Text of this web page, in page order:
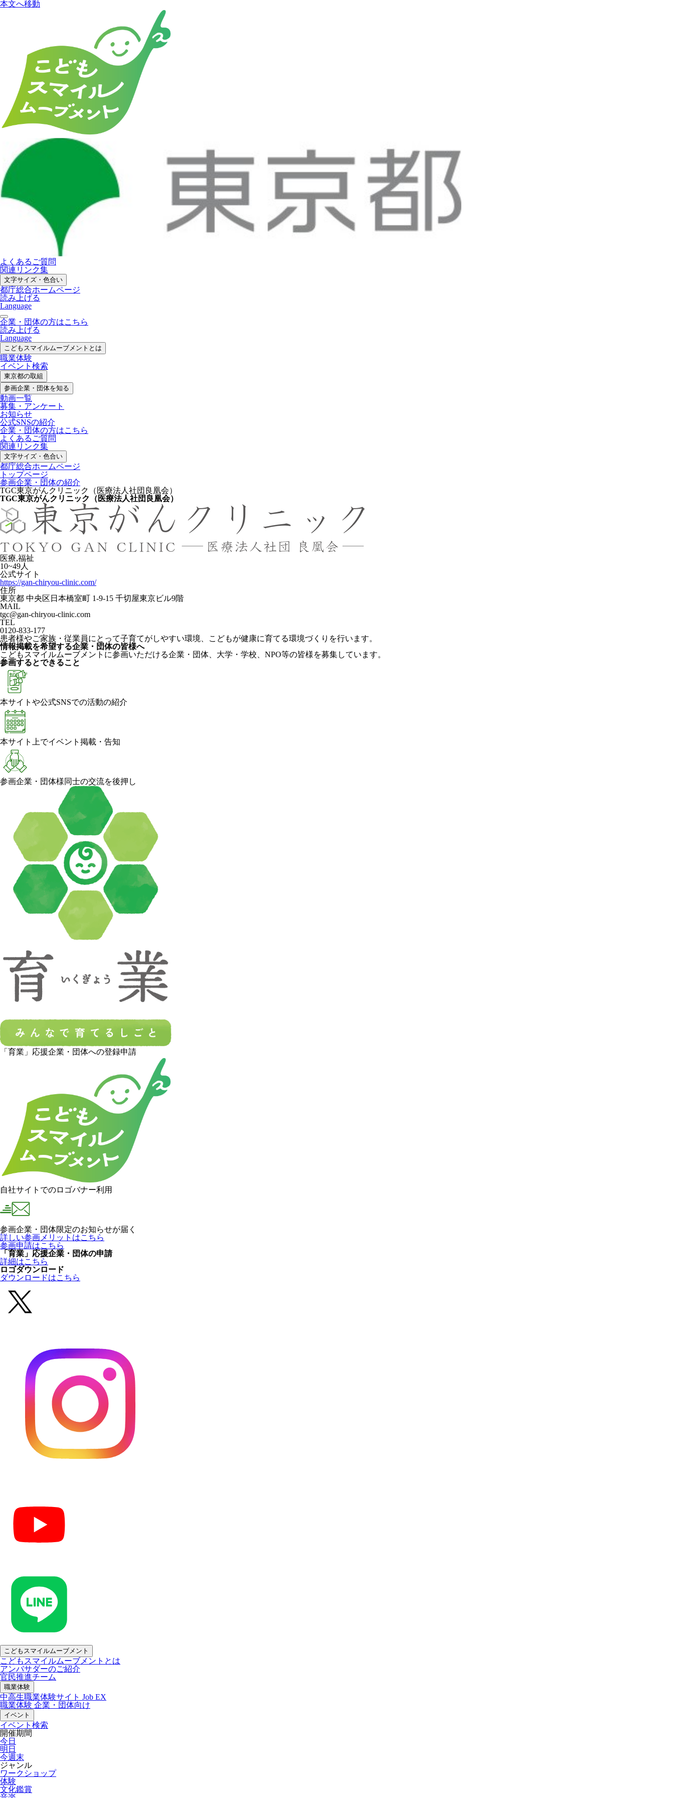
本文へ移動
よくあるご質問
関連リンク集
文字サイズ・色合い
都庁総合ホームページ
読み上げる
Language
企業・団体の方はこちら
読み上げる
Language
こどもスマイルムーブメントとは
職業体験
イベント検索
東京都の取組
参画企業・ 団体を知る
動画一覧
募集・ アンケート
お知らせ
公式SNSの紹介
企業・団体の方はこちら
よくあるご質問
関連リンク集
文字サイズ・色合い
都庁総合ホームページ
トップページ
参画企業・団体の紹介
TGC東京がんクリニック（医療法人社団良凰会）
TGC東京がんクリニック（医療法人社団良凰会）
医療,福祉
10~49人
公式サイト
https://gan-chiryou-clinic.com/
住所
東京都 中央区日本橋室町 1-9-15 千切屋東京ビル9階
MAIL
tgc@gan-chiryou-clinic.com
TEL
0120-833-177
患者様やご家族・従業員にとって子育てがしやすい環境、こどもが健康に育てる環境づくりを行います。
情報掲載を希望する企業・団体の皆様へ
こどもスマイルムーブメントに参画いただける企業・団体、大学・学校、NPO等の皆様を募集しています。
参画するとできること
本サイトや公式SNSでの活動の紹介
本サイト上でイベント掲載・告知
参画企業・団体様同士の交流を後押し
「育業」応援企業・団体への登録申請
自社サイトでのロゴバナー利用
参画企業・団体限定のお知らせが届く
詳しい参画メリットはこちら
参画申請はこちら
「育業」応援企業・団体の申請
詳細はこちら
ロゴダウンロード
ダウンロードはこちら
こどもスマイルムーブメント
こどもスマイルムーブメントとは
アンバサダーのご紹介
官民推進チーム
職業体験
中高生職業体験サイト Job EX
職業体験 企業・団体向け
イベント
イベント検索
開催期間
今日
明日
今週末
ジャンル
ワークショップ
体験
文化鑑賞